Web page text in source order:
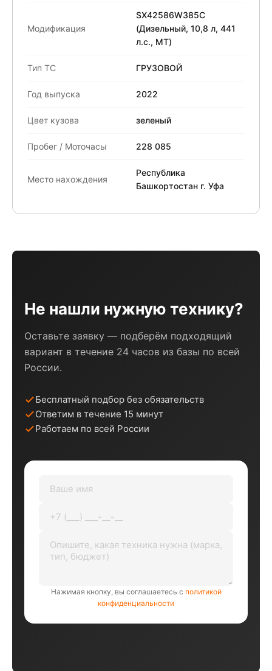
Модификация
SX42586W385C
(Дизельный, 10,8 л, 441
л.с., МТ)
Тип ТС ГРУЗОВОЙ
Год выпуска 2022
Цвет кузова зеленый
Пробег / Моточасы 228 085
Место нахождения
Республика
Башкортостан г. Уфа
Не нашли нужную технику?
Оставьте заявку — подберём подходящий
вариант в течение 24 часов из базы по всей
России.
Бесплатный подбор без обязательств
Ответим в течение 15 минут
Работаем по всей России
Нажимая кнопку, вы соглашаетесь с политикой
конфиденциальности